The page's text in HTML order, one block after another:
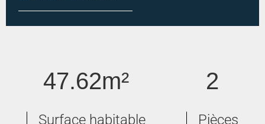
47.62m²
Surface habitable
2
Pièces